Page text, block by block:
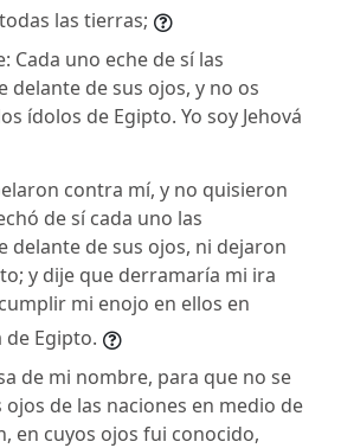
las tierras;
Cada uno eche de sí las
delante de sus ojos, y no os
ídolos de Egipto. Yo soy Jehová
contra mí, y no quisieron
de sí cada uno las
delante de sus ojos, ni dejaron
y dije que derramaría mi ira
mi enojo en ellos en
Egipto.
de mi nombre, para que no se
de las naciones en medio de
en cuyos ojos fui conocido,